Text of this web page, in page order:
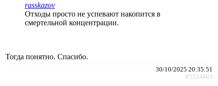
rasskazov
Отходы просто не успевают накопится в
смертельной концентрации.
Тогда понятно. Спасибо.
30/10/2025 20:35:51
#3224483